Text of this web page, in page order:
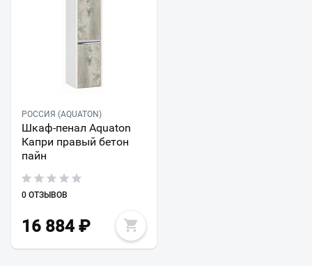
РОССИЯ (AQUATON)
Шкаф-пенал Aquaton
Капри правый бетон
пайн
0 ОТЗЫВОВ
16 884 ₽